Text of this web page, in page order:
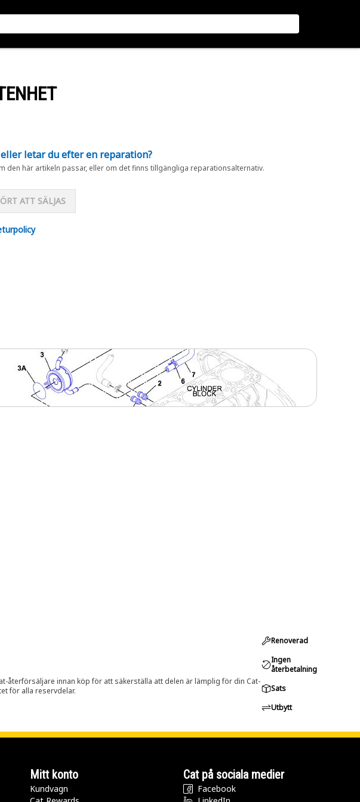
letar du efter en reparation?
den här artikeln passar, eller om det finns tillgängliga reparationsalternativ.
ATT SÄLJAS
återförsäljare innan köp för att säkerställa att delen är lämplig för din Cat-
för alla reservdelar.
Renoverad
Ingen
återbetalning
Sats
Utbytt
Mitt konto
Kundvagn
Cat på sociala medier
Facebook